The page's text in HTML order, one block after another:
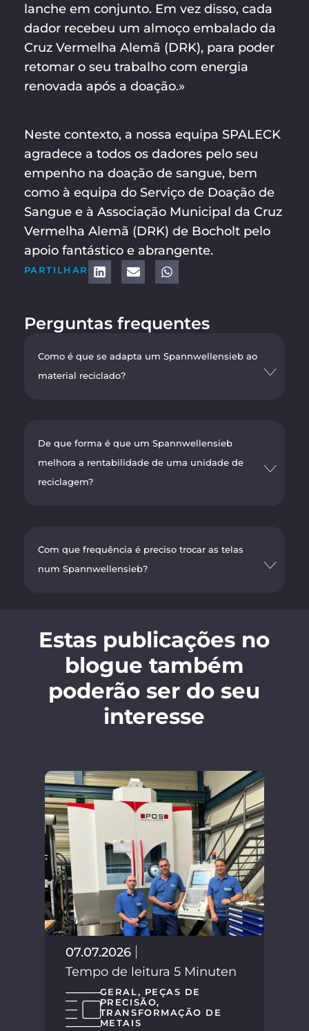
lanche em conjunto. Em vez disso, cada
dador recebeu um almoço embalado da
Cruz Vermelha Alemã (DRK), para poder
retomar o seu trabalho com energia
renovada após a doação.»
Neste contexto, a nossa equipa SPALECK
agradece a todos os dadores pelo seu
empenho na doação de sangue, bem
como à equipa do Serviço de Doação de
Sangue e à Associação Municipal da Cruz
Vermelha Alemã (DRK) de Bocholt pelo
apoio fantástico e abrangente.
PARTILHAR
Perguntas frequentes
Como é que se adapta um Spannwellensieb ao
material reciclado?
De que forma é que um Spannwellensieb
melhora a rentabilidade de uma unidade de
reciclagem?
Com que frequência é preciso trocar as telas
num Spannwellensieb?
Estas publicações no
blogue também
poderão ser do seu
interesse
07.07.2026
Tempo de leitura 5 Minuten
GERAL, PEÇAS DE
PRECISÃO,
TRANSFORMAÇÃO DE
METAIS